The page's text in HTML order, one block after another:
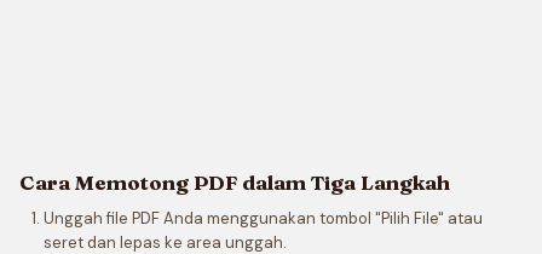
Cara Memotong PDF dalam Tiga Langkah
Unggah file PDF Anda menggunakan tombol "Pilih File" atau
seret dan lepas ke area unggah.